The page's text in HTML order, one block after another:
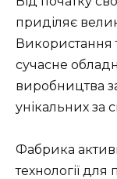
приділяє
Використання
сучасне
виробництва
унікальних за
Фабрика
технології